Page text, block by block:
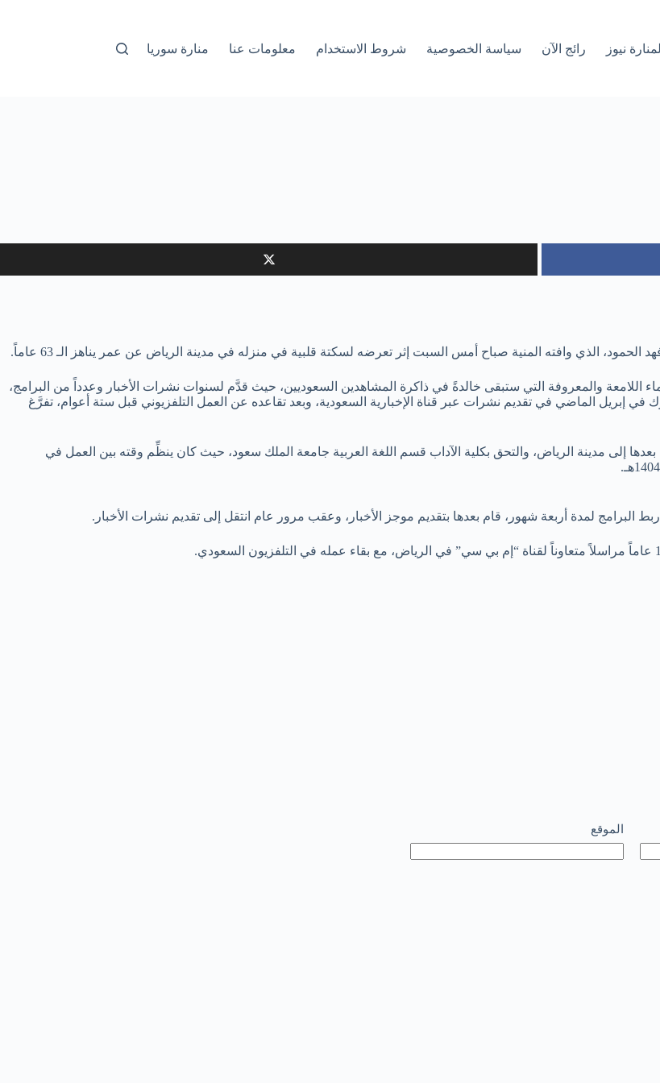
المنارة نيوز رائج الآن سياسة الخصوصية شروط الاستخدام معلومات عنا منارة سوريا
الذي وافته المنية صباح أمس السبت إثر تعرضه لسكتة قلبية في منزله في مدينة الرياض عن عمر يناهز الـ 63 عاماً.
وكان من الأسماء اللامعة والمعروفة التي ستبقى خالدةً في ذاكرة المشاهدين السعوديين، حيث قدَّم لسنوات نشرات الأخبار وعدداً من البرامج،
إبريل الماضي في تقديم نشرات عبر قناة الإخبارية السعودية، وبعد تقاعده عن العمل التلفزيوني قبل ستة أعوام، تفرَّغ
في شقراء ، انتقل بعدها إلى مدينة الرياض، والتحق بكلية الآداب قسم اللغة العربية جامعة الملك سعود، حيث كان ينظِّم وقته بين العمل في
الموقع